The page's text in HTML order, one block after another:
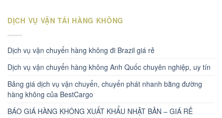
DỊCH VỤ VẬN TẢI HÀNG KHÔNG
Dịch vụ vận chuyển hàng không đi Brazil giá rẻ
Dịch vụ vận chuyển hàng không Anh Quốc chuyên nghiệp, uy tín
Bảng giá dịch vụ vận chuyển, chuyển phát nhanh bằng đường
hàng không của BestCargo
BÁO GIÁ HÀNG KHÔNG XUẤT KHẨU NHẬT BẢN – GIÁ RẺ